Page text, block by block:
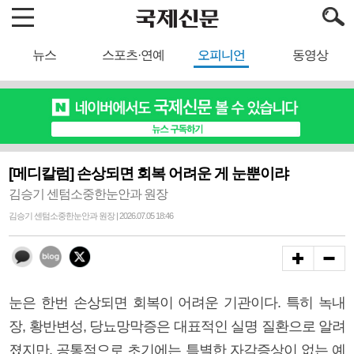
뉴스 스포츠·연예 오피니언 동영상
[메디칼럼] 손상되면 회복 어려운 게 눈뿐이랴
김승기 센텀소중한눈안과 원장
김승기 센텀소중한눈안과 원장 | 2026.07.05 18:46
눈은 한번 손상되면 회복이 어려운 기관이다. 특히 녹내
장, 황반변성, 당뇨망막증은 대표적인 실명 질환으로 알려
졌지만, 공통적으로 초기에는 특별한 자각증상이 없는 예